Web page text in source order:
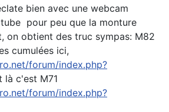
bien avec une webcam
pour peu que la monture
on obtient des truc sympas: M82
cumulées ici,
forum/index.php?
là c'est M71
forum/index.php?